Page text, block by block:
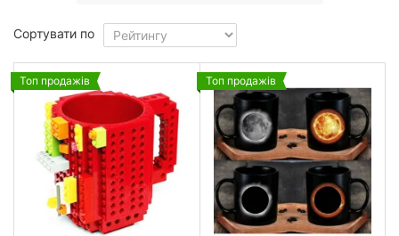
Сортувати по
Топ продажів Топ продажів